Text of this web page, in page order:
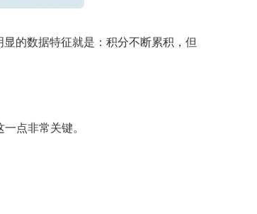
的数据特征就是：积分不断累积，但
点非常关键。